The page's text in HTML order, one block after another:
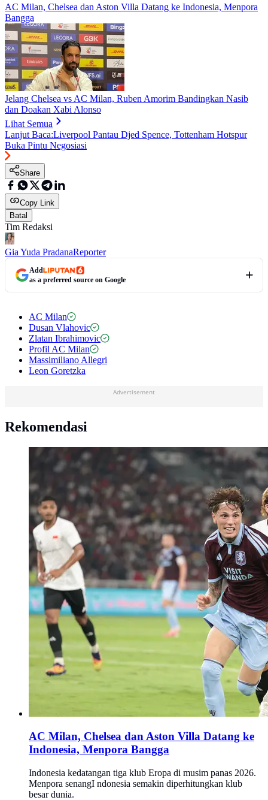
AC Milan, Chelsea dan Aston Villa Datang ke Indonesia, Menpora
Bangga
Jelang Chelsea vs AC Milan, Ruben Amorim Bandingkan Nasib
dan Doakan Xabi Alonso
Lihat Semua
Lanjut Baca:Liverpool Pantau Djed Spence, Tottenham Hotspur
Buka Pintu Negosiasi
Share
Copy Link
Batal
Tim Redaksi
Gia Yuda PradanaReporter
Add
as a preferred source on Google
AC Milan
Dusan Vlahovic
Zlatan Ibrahimovic
Profil AC Milan
Massimiliano Allegri
Leon Goretzka
Advertisement
Rekomendasi
AC Milan, Chelsea dan Aston Villa Datang ke
Indonesia, Menpora Bangga
Indonesia kedatangan tiga klub Eropa di musim panas 2026.
Menpora senangI ndonesia semakin diperhitungkan klub
besar dunia.